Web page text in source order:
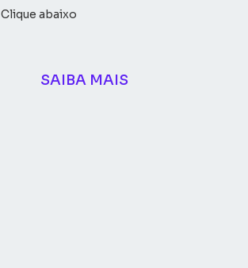
Clique abaixo
SAIBA MAIS